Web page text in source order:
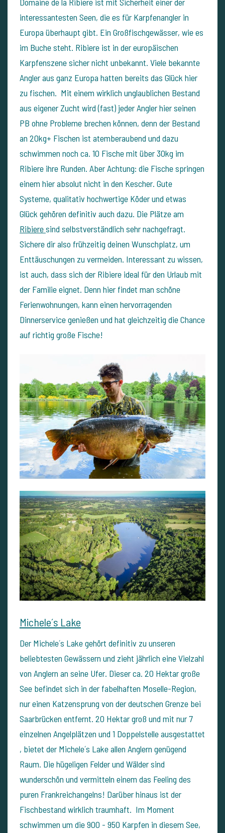
interessantesten Seen, die es für Karpfenangler in
Europa überhaupt gibt. Ein Großfischgewässer, wie es
im Buche steht. Ribiere ist in der europäischen
Karpfenszene sicher nicht unbekannt. Viele bekannte
Angler aus ganz Europa hatten bereits das Glück hier
zu fischen. Mit einem wirklich unglaublichen Bestand
aus eigener Zucht wird (fast) jeder Angler hier seinen
PB ohne Probleme brechen können, denn der Bestand
an 20kg+ Fischen ist atemberaubend und dazu
schwimmen noch ca. 10 Fische mit über 30kg im
Ribiere ihre Runden. Aber Achtung: die Fische springen
einem hier absolut nicht in den Kescher. Gute
Systeme, qualitativ hochwertige Köder und etwas
Glück gehören definitiv auch dazu. Die Plätze am
Ribieresind selbstverständlich sehr nachgefragt.
Sichere dir also frühzeitig deinen Wunschplatz, um
Enttäuschungen zu vermeiden. Interessant zu wissen,
ist auch, dass sich der Ribiere ideal für den Urlaub mit
der Familie eignet. Denn hier findet man schöne
Ferienwohnungen, kann einen hervorragenden
Dinnerservice genießen und hat gleichzeitig die Chance
auf richtig große Fische!
Michele´s Lake
Der Michele´s Lake gehört definitiv zu unseren
beliebtesten Gewässern und zieht jährlich eine Vielzahl
von Anglern an seine Ufer. Dieser ca. 20 Hektar große
See befindet sich in der fabelhaften Moselle-Region,
nur einen Katzensprung von der deutschen Grenze bei
Saarbrücken entfernt. 20 Hektar groß und mit nur 7
einzelnen Angelplätzen und 1 Doppelstelle ausgestattet
, bietet der Michele´s Lake allen Anglern genügend
Raum. Die hügeligen Felder und Wälder sind
wunderschön und vermitteln einem das Feeling des
puren Frankreichangelns! Darüber hinaus ist der
Fischbestand wirklich traumhaft. Im Moment
schwimmen um die 900 - 950 Karpfen in diesem See,